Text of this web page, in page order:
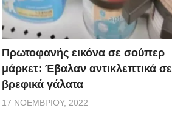
Πρωτοφανής εικόνα σε σούπερ
μάρκετ: Έβαλαν αντικλεπτικά σε
βρεφικά γάλατα
17 ΝΟΕΜΒΡΊΟΥ, 2022